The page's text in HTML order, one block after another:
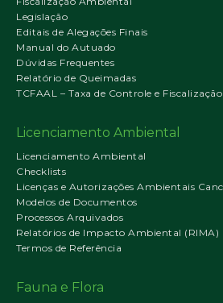
Legislação
Editais de Alegações Finais
Manual do Autuado
Dúvidas Frequentes
Relatório de Queimadas
TCFAAL – Taxa de Controle e
Licenciamento Ambiental
Licenciamento Ambiental
Checklists
Licenças e Autorizações Ambientais
Modelos de Documentos
Processos Arquivados
Relatórios de Impacto Ambiental (RIMA)
Termos de Referência
Fauna e Flora